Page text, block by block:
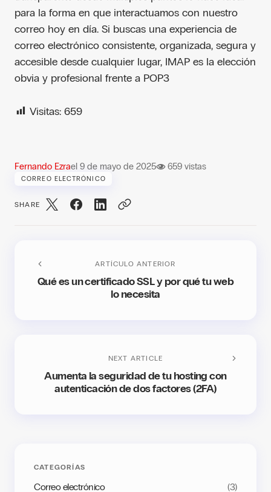
para la forma en que interactuamos con nuestro
correo hoy en día. Si buscas una experiencia de
correo electrónico consistente, organizada, segura y
accesible desde cualquier lugar, IMAP es la elección
obvia y profesional frente a POP3
Visitas: 659
Fernando Ezrael 9 de mayo de 2025 659 vistas
CORREO ELECTRÓNICO
SHARE
ARTÍCULO ANTERIOR
Qué es un certificado SSL y por qué tu web
lo necesita
NEXT ARTICLE
Aumenta la seguridad de tu hosting con
autenticación de dos factores (2FA)
CATEGORÍAS
Correo electrónico (3)